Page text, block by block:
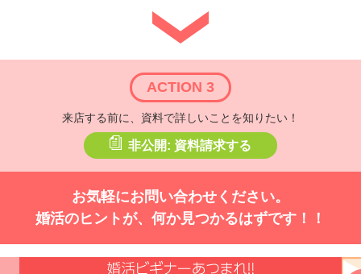
ACTION 3
来店する前に、資料で詳しいことを知りたい！
非公開: 資料請求する
お気軽にお問い合わせください。
婚活のヒントが、何か見つかるはずです！！